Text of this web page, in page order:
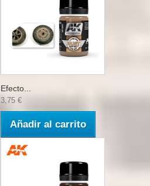
Efecto...
3,75 €
Añadir al carrito